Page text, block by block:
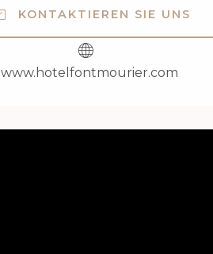
KONTAKTIEREN SIE UNS
www.hotelfontmourier.com